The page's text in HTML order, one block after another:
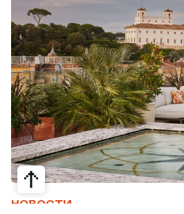
НОВОСТИ